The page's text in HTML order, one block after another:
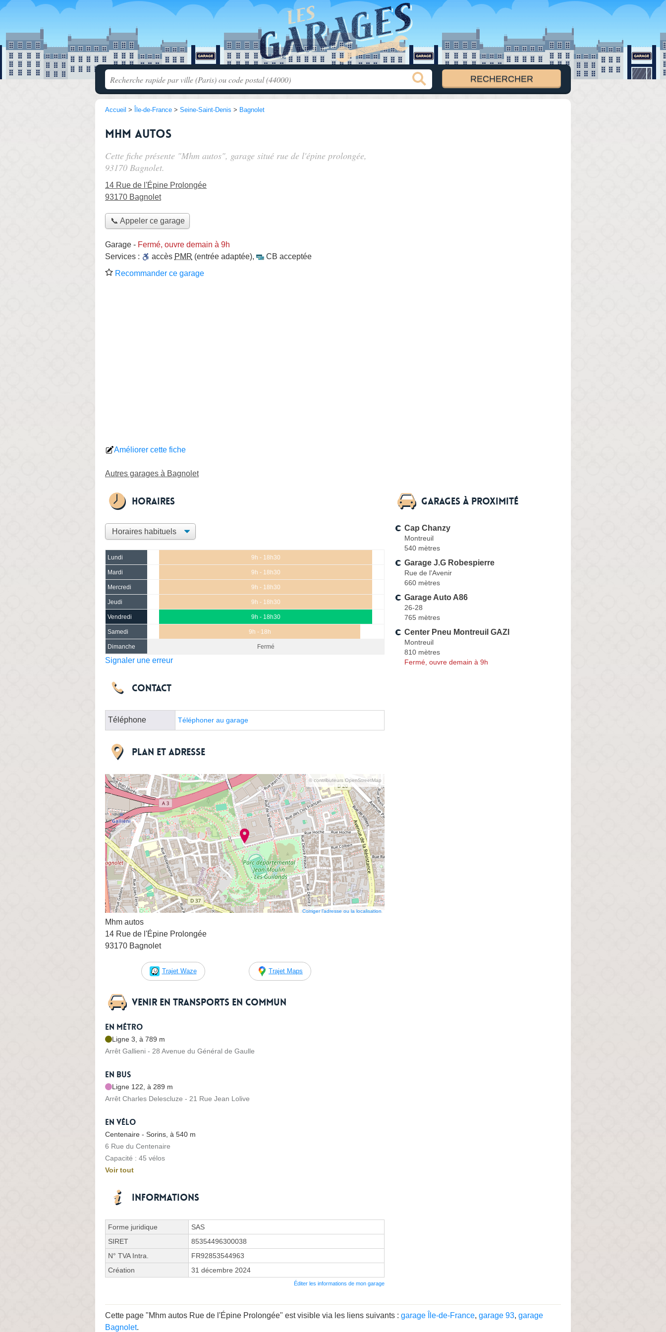
Accueil > Île-de-France > Seine-Saint-Denis > Bagnolet
Mhm autos
Cette fiche présente "Mhm autos", garage situé rue de l'épine prolongée,
93170 Bagnolet.
14 Rue de l'Épine Prolongée
93170 Bagnolet
📞 Appeler ce garage
Garage - Fermé, ouvre demain à 9h
Services :
accès PMR (entrée adaptée),
CB acceptée
Recommander ce garage
Améliorer cette fiche
Autres garages à Bagnolet
Horaires
Lundi 9h - 18h30
Mardi 9h - 18h30
Mercredi 9h - 18h30
Jeudi 9h - 18h30
Vendredi 9h - 18h30
Samedi 9h - 18h
Dimanche Fermé
Signaler une erreur
Contact
Téléphone Téléphoner au garage
Plan et adresse
© contributeurs OpenStreetMap
Corriger l’adresse ou la localisation
Mhm autos
14 Rue de l'Épine Prolongée
93170 Bagnolet
Trajet Waze Trajet Maps
Venir en transports en commun
En métro
Ligne 3, à 789 m
Arrêt Gallieni - 28 Avenue du Général de Gaulle
En bus
Ligne 122, à 289 m
Arrêt Charles Delescluze - 21 Rue Jean Lolive
En vélo
Centenaire - Sorins, à 540 m
6 Rue du Centenaire
Capacité : 45 vélos
Voir tout
Informations
Forme juridique
SAS
SIRET
85354496300038
N° TVA Intra.
FR92853544963
Création
31 décembre 2024
Éditer les informations de mon garage
Garages à proximité
Cap Chanzy
Montreuil
540 mètres
Garage J.G Robespierre
Rue de l'Avenir
660 mètres
Garage Auto A86
26-28
765 mètres
Center Pneu Montreuil GAZI
Montreuil
810 mètres
Fermé, ouvre demain à 9h
Cette page "Mhm autos Rue de l'Épine Prolongée" est visible via les liens suivants : garage Île-de-France, garage 93, garage
Bagnolet.